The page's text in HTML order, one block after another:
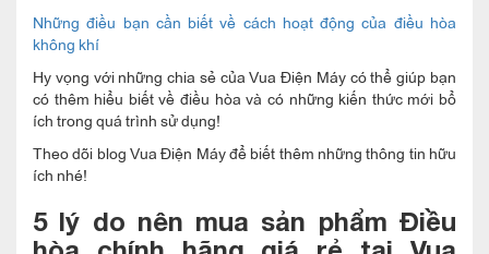
Những điều bạn cần biết về cách hoạt động của điều hòa
không khí
Hy vọng với những chia sẻ của Vua Điện Máy có thể giúp bạn
có thêm hiểu biết về điều hòa và có những kiến thức mới bổ
ích trong quá trình sử dụng!
Theo dõi blog Vua Điện Máy để biết thêm những thông tin hữu
ích nhé!
5 lý do nên mua sản phẩm Điều